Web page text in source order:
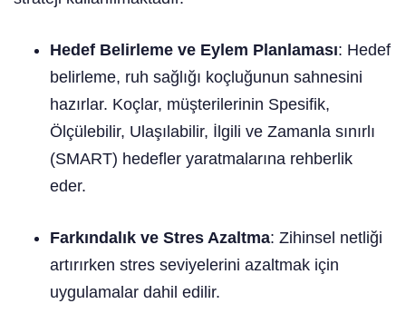
Hedef Belirleme ve Eylem Planlaması: Hedef
belirleme, ruh sağlığı koçluğunun sahnesini
hazırlar. Koçlar, müşterilerinin Spesifik,
Ölçülebilir, Ulaşılabilir, İlgili ve Zamanla sınırlı
(SMART) hedefler yaratmalarına rehberlik
eder.
Farkındalık ve Stres Azaltma: Zihinsel netliği
artırırken stres seviyelerini azaltmak için
uygulamalar dahil edilir.